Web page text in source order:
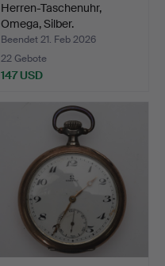
Herren-Taschenuhr,
Omega, Silber.
Beendet 21. Feb 2026
22 Gebote
147 USD